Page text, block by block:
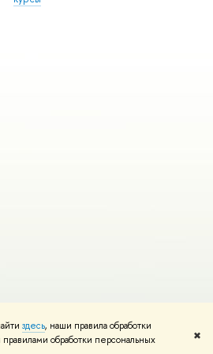
здесь, наши правила обработки
обработки персональных
✖
Редактору